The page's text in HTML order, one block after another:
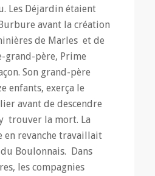
Les Déjardin étaient
avant la création
de Marles et de
grand-père, Prime
Son grand-père
enfants, exerça le
avant de descendre
trouver la mort. La
revanche travaillait
Boulonnais. Dans
les compagnies